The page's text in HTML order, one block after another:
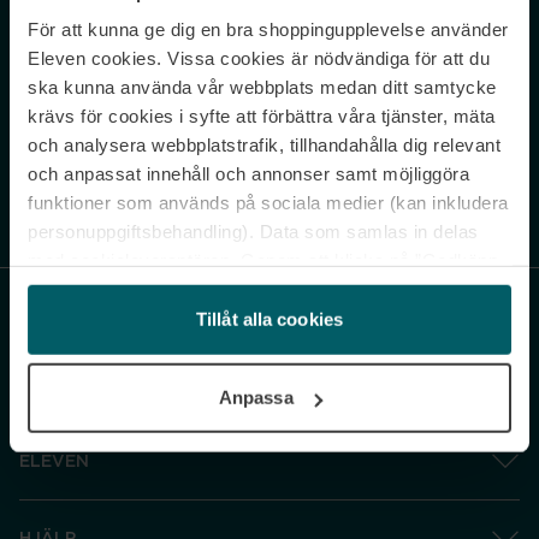
För att kunna ge dig en bra shoppingupplevelse använder
Eleven cookies. Vissa cookies är nödvändiga för att du
ska kunna använda vår webbplats medan ditt samtycke
krävs för cookies i syfte att förbättra våra tjänster, mäta
och analysera webbplatstrafik, tillhandahålla dig relevant
och anpassat innehåll och annonser samt möjliggöra
funktioner som används på sociala medier (kan inkludera
personuppgiftsbehandling). Data som samlas in delas
och gå vidare” accepterar du samtliga cookies medan du
under ”Inställningar” kan anpassa användningen av
cookies. Du kan återkalla ditt samtycke när som helst.
Tillåt alla cookies
Anpassa
Never miss a beat.
Sign up to our newsletter.
Genom att prenumerera accepterar du vår Integritetspolicy. Avprenumerera
ELEVEN